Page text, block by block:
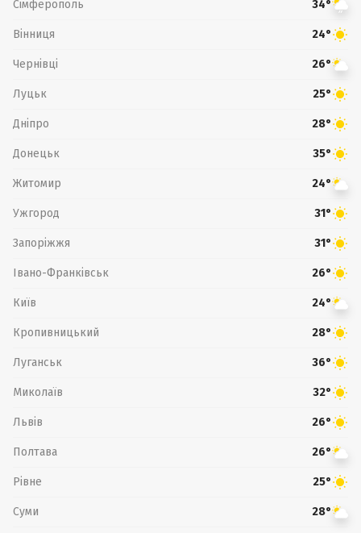
Сімферополь 34°
Вінниця 24°
Чернівці 26°
Луцьк 25°
Дніпро 28°
Донецьк 35°
Житомир 24°
Ужгород 31°
Запоріжжя 31°
Івано-Франківськ 26°
Київ 24°
Кропивницький 28°
Луганськ 36°
Миколаїв 32°
Львів 26°
Полтава 26°
Рівне 25°
Суми 28°